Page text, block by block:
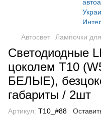
Автосвет Лампочки
Светодиодные
цоколем T10
БЕЛЫЕ),
габариты / 2шт
Артикул: T10_#88